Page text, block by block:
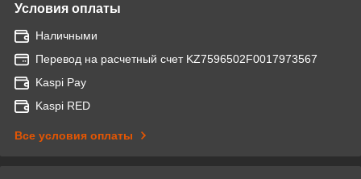
Условия оплаты
Наличными
Перевод на расчетный счет KZ7596502F0017973567
Kaspi Pay
Kaspi RED
Все условия оплаты